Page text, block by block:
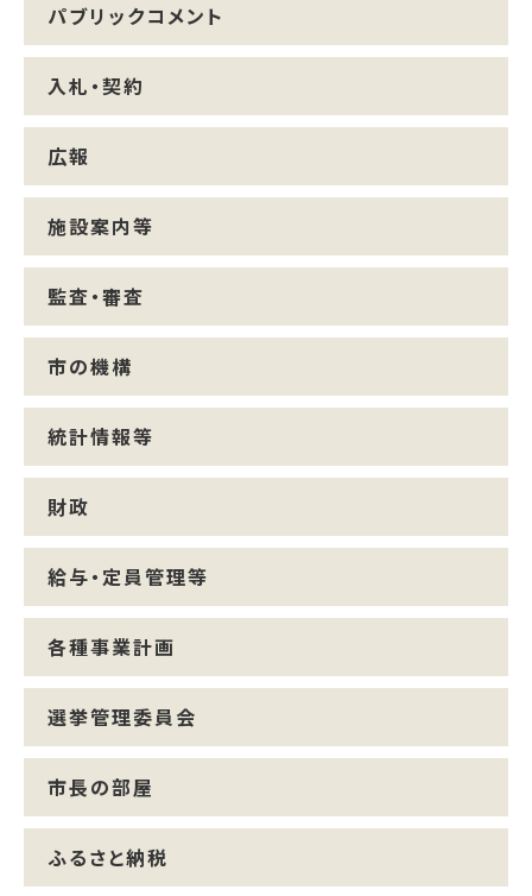
パブリックコメント
入札・契約
広報
施設案内等
監査・審査
市の機構
統計情報等
財政
給与・定員管理等
各種事業計画
選挙管理委員会
市長の部屋
ふるさと納税